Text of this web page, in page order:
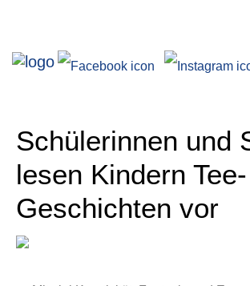
Schülerinnen und
lesen Kindern Tee-
Geschichten vor